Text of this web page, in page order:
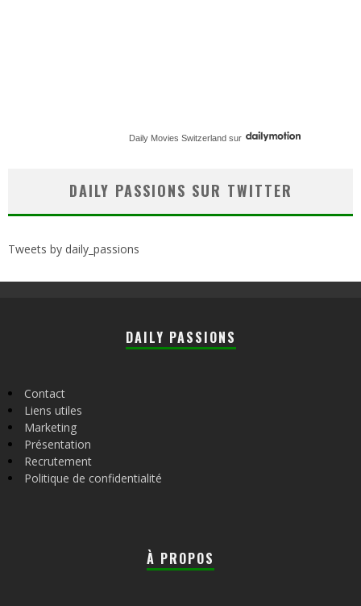
Daily Movies Switzerland sur
DAILY PASSIONS SUR TWITTER
Tweets by daily_passions
DAILY PASSIONS
Contact
Liens utiles
Marketing
Présentation
Recrutement
Politique de confidentialité
À PROPOS